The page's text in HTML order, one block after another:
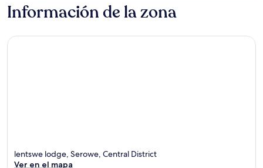
Información de la zona
lentswe lodge, Serowe, Central District
Ver en el mapa